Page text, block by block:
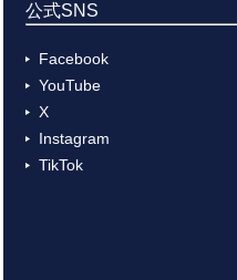
公式SNS
Facebook
YouTube
X
Instagram
TikTok